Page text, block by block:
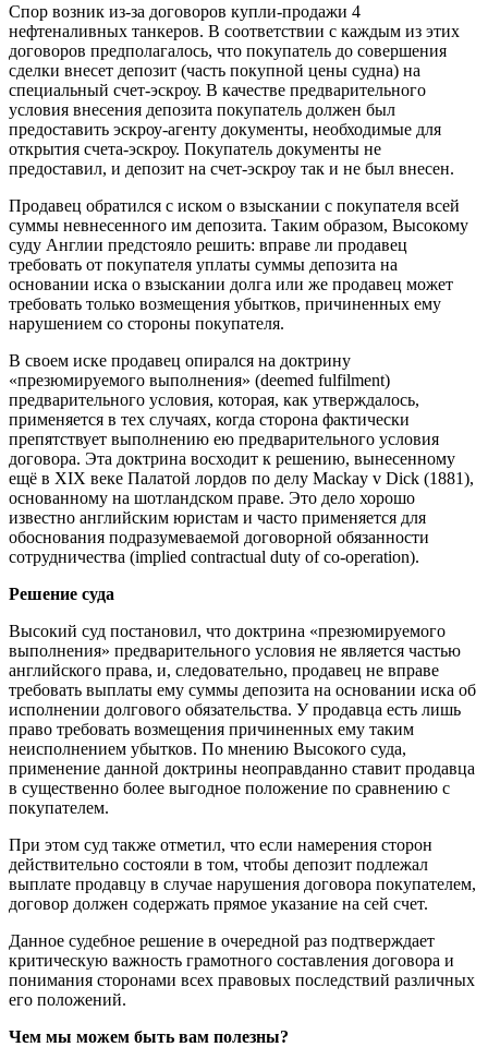
Спор возник из-за договоров купли-продажи 4
нефтеналивных танкеров. В соответствии с каждым из этих
договоров предполагалось, что покупатель до совершения
сделки внесет депозит (часть покупной цены судна) на
специальный счет-эскроу. В качестве предварительного
условия внесения депозита покупатель должен был
предоставить эскроу-агенту документы, необходимые для
открытия счета-эскроу. Покупатель документы не
предоставил, и депозит на счет-эскроу так и не был внесен.
Продавец обратился с иском о взыскании с покупателя всей
суммы невнесенного им депозита. Таким образом, Высокому
суду Англии предстояло решить: вправе ли продавец
требовать от покупателя уплаты суммы депозита на
основании иска о взыскании долга или же продавец может
требовать только возмещения убытков, причиненных ему
нарушением со стороны покупателя.
В своем иске продавец опирался на доктрину
«презюмируемого выполнения» (deemed fulfilment)
предварительного условия, которая, как утверждалось,
применяется в тех случаях, когда сторона фактически
препятствует выполнению ею предварительного условия
договора. Эта доктрина восходит к решению, вынесенному
ещё в XIX веке Палатой лордов по делу Mackay v Dick (1881),
основанному на шотландском праве. Это дело хорошо
известно английским юристам и часто применяется для
обоснования подразумеваемой договорной обязанности
сотрудничества (implied contractual duty of co-operation).
Решение суда
Высокий суд постановил, что доктрина «презюмируемого
выполнения» предварительного условия не является частью
английского права, и, следовательно, продавец не вправе
требовать выплаты ему суммы депозита на основании иска об
исполнении долгового обязательства. У продавца есть лишь
право требовать возмещения причиненных ему таким
неисполнением убытков. По мнению Высокого суда,
применение данной доктрины неоправданно ставит продавца
в существенно более выгодное положение по сравнению с
покупателем.
При этом суд также отметил, что если намерения сторон
действительно состояли в том, чтобы депозит подлежал
выплате продавцу в случае нарушения договора покупателем,
договор должен содержать прямое указание на сей счет.
Данное судебное решение в очередной раз подтверждает
критическую важность грамотного составления договора и
понимания сторонами всех правовых последствий различных
его положений.
Чем мы можем быть вам полезны?